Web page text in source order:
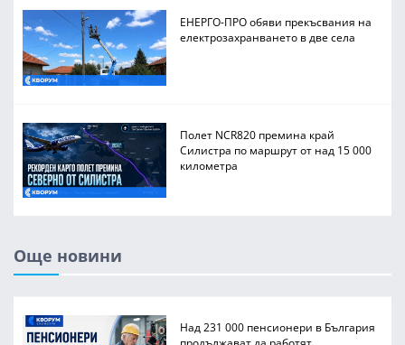
ЕНЕРГО-ПРО обяви прекъсвания на
електрозахранването в две села
Полет NCR820 премина край
Силистра по маршрут от над 15 000
километра
Още новини
Над 231 000 пенсионери в България